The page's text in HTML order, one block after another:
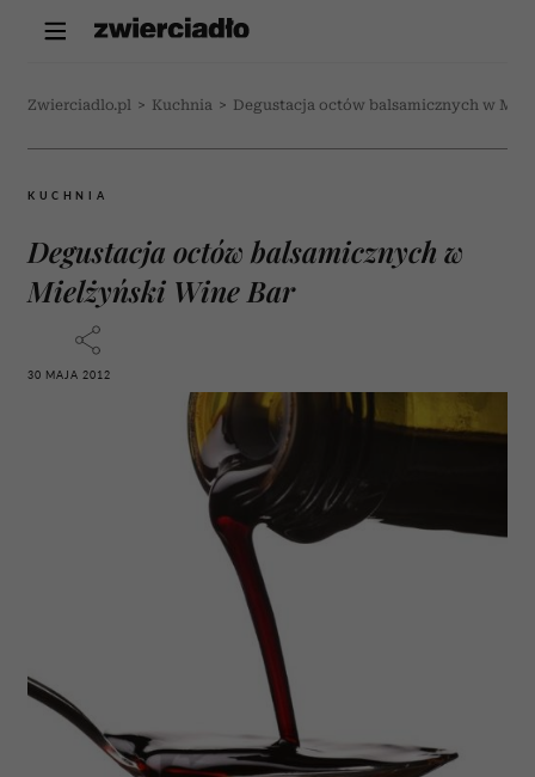
Zwierciadlo.pl > Kuchnia > Degustacja octów balsamicznych w
KUCHNIA
Degustacja octów balsamicznych w
Mielżyński Wine Bar
30 MAJA 2012